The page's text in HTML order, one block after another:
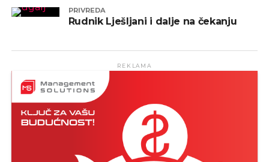
PRIVREDA
Rudnik Lješljani i dalje na čekanju
REKLAMA